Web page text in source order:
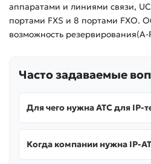
аппаратами и линиями связи,
портами FXS и 8 портами FXO.
возможность резервирования(A-
Часто задаваемые
Для чего нужна АТС для IP-
Когда компании нужна IP-